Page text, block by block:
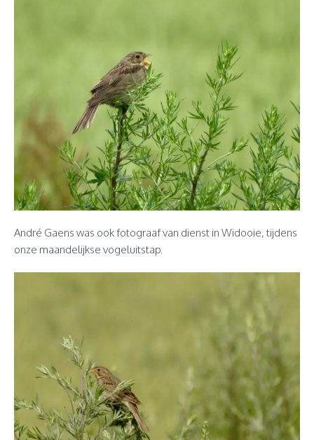
André Gaens was ook fotograaf van dienst in Widooie, tijdens
onze maandelijkse vogeluitstap.